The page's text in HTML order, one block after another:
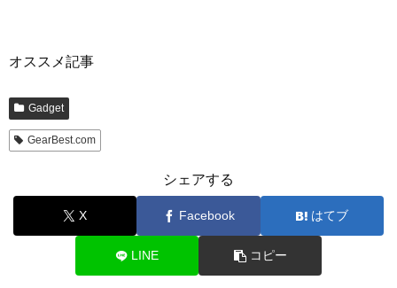
オススメ記事
Gadget
GearBest.com
シェアする
X Facebook はてブ
LINE コピー